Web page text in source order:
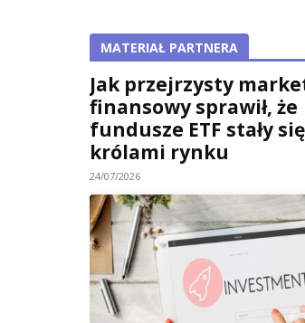
MATERIAŁ PARTNERA
Jak przejrzysty
finansowy sprawił, że
fundusze ETF stały się
królami rynku
24/07/2026